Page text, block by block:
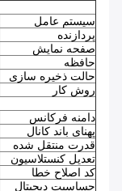
سیستم عامل
پردازنده
صفحه نمایش
حافظه
حالت ذخیره سازی
روش کار
دامنه فرکانس
پهنای باند کانال
قدرت منتقل شده
تعدیل کنستلاسیون
کد اصلاح خطا
حساسیت دیجیتال